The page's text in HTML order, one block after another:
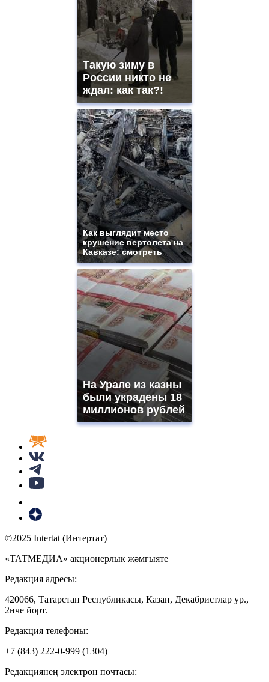
Такую зиму в
России никто не
ждал: как так?!
Как выглядит место
крушение вертолета на
Кавказе: смотреть
На Урале из казны
были украдены 18
миллионов рублей
©2025 Intertat (Интертат)
«ТАТМЕДИА» акционерлык җәмгыяте
Редакция адресы:
420066, Татарстан Республикасы, Казан, Декабристлар ур.,
2нче йорт.
Редакция телефоны:
+7 (843) 222-0-999 (1304)
Редакциянең электрон почтасы: